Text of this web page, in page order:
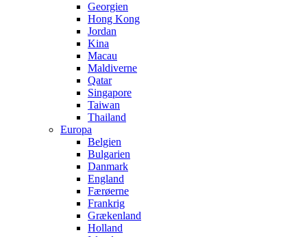
Georgien
Hong Kong
Jordan
Kina
Macau
Maldiverne
Qatar
Singapore
Taiwan
Thailand
Europa
Belgien
Bulgarien
Danmark
England
Færøerne
Frankrig
Grækenland
Holland